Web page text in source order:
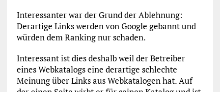
Interessanter war der Grund der Ablehnung:
Derartige Links werden von Google gebannt und
würden dem Ranking nur schaden.
Interessant ist dies deshalb weil der Betreiber
eines Webkatalogs eine derartige schlechte
Meinung über Links aus Webkatalogen hat. Auf